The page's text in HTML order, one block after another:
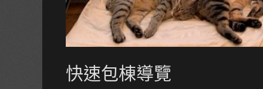
快速包棟導覽